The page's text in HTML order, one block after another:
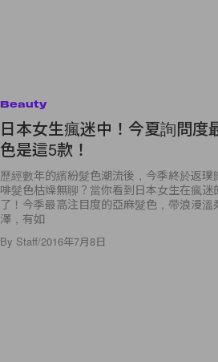
Beauty
日本女生瘋迷中！今夏詢問度
色是這5款！
歷經數年的繽紛髮色潮流後，今季終於返
啡髮色枯燥無聊？當你看到日本女生在瘋
了！今季最高注目度的亞麻髮色，帶浪漫
澤，有如
By Staff/2016年7月8日